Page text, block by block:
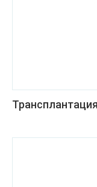
Трансплантация